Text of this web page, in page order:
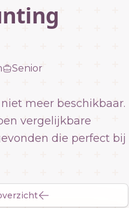
Senior
meer beschikbaar.
vergelijkbare
die perfect bij